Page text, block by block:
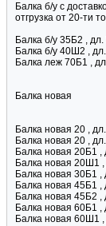
Балка б/у с
отгрузка от 20-ти
Балка б/у 35Б2 ,
Балка б/у 40Ш2 ,
Балка леж 70Б1 ,
Балка новая
Балка новая 20 ,
Балка новая 20 ,
Балка новая 20Б1
Балка новая 20Ш1
Балка новая 30Б1
Балка новая 45Б1
Балка новая 45Б2
Балка новая 60Б1
Балка новая 60Ш1